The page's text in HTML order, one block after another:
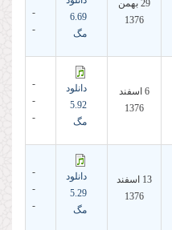
29 بهمن
1376
6.69
مگ
-
-
6 اسفند
1376
دانلود
5.92
مگ
-
-
-
13 اسفند
1376
دانلود
5.29
مگ
-
-
-